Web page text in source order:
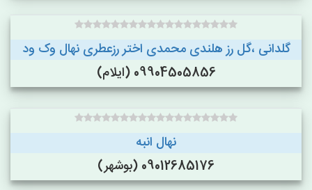
گلدانی ،گل رز هلندی محمدی اختر رزعطری نهال وک ود
09904505856 (ایلام)
نهال انبه
09012685176 (بوشهر)